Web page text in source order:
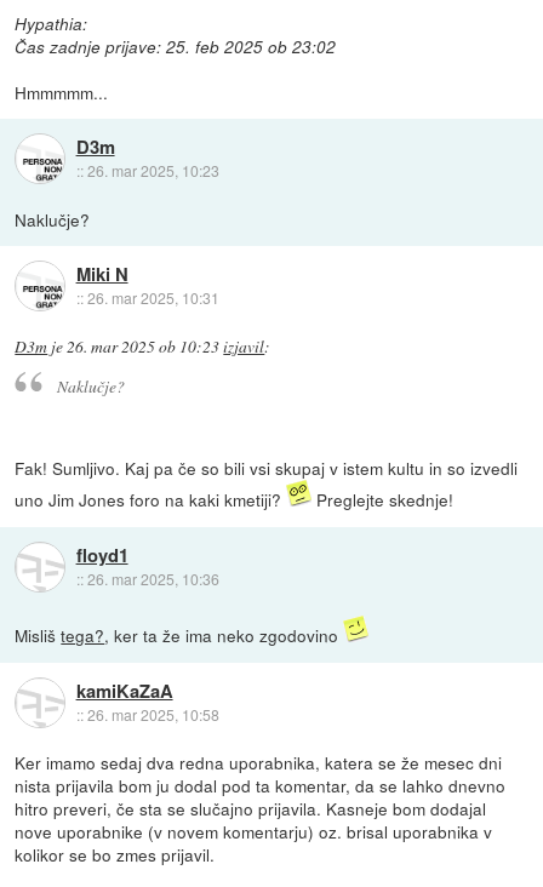
Hypathia:
Čas zadnje prijave: 25. feb 2025 ob 23:02
Hmmmmm...
D3m
::26. mar 2025, 10:23
Naklučje?
Miki N
::26. mar 2025, 10:31
D3m je26. mar 2025 ob 10:23izjavil:
Naklučje?
Fak! Sumljivo. Kaj pa če so bili vsi skupaj v istem kultu in so izvedli
uno Jim Jones foro na kaki kmetiji?
Preglejte skednje!
floyd1
::26. mar 2025, 10:36
Mislištega?, ker ta že ima neko zgodovino
kamiKaZaA
::26. mar 2025, 10:58
Ker imamo sedaj dva redna uporabnika, katera se že mesec dni
nista prijavila bom ju dodal pod ta komentar, da se lahko dnevno
hitro preveri, če sta se slučajno prijavila. Kasneje bom dodajal
nove uporabnike (v novem komentarju) oz. brisal uporabnika v
kolikor se bo zmes prijavil.